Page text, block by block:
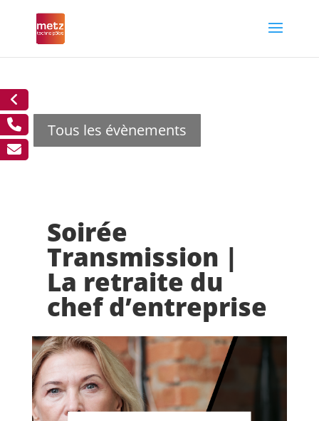
Tous les évènements
Soirée
Transmission |
La retraite du
chef d’entreprise